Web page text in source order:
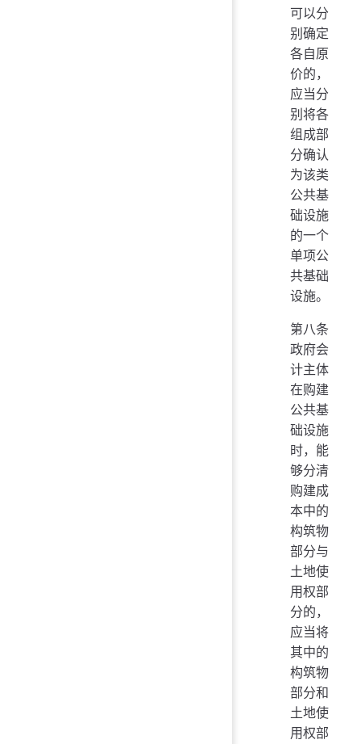
可以分
别确定
各自原
价的，
应当分
别将各
组成部
分确认
为该类
公共基
础设施
的一个
单项公
共基础
设施。
第八条
政府会
计主体
在购建
公共基
础设施
时，能
够分清
购建成
本中的
构筑物
部分与
土地使
用权部
分的，
应当将
其中的
构筑物
部分和
土地使
用权部